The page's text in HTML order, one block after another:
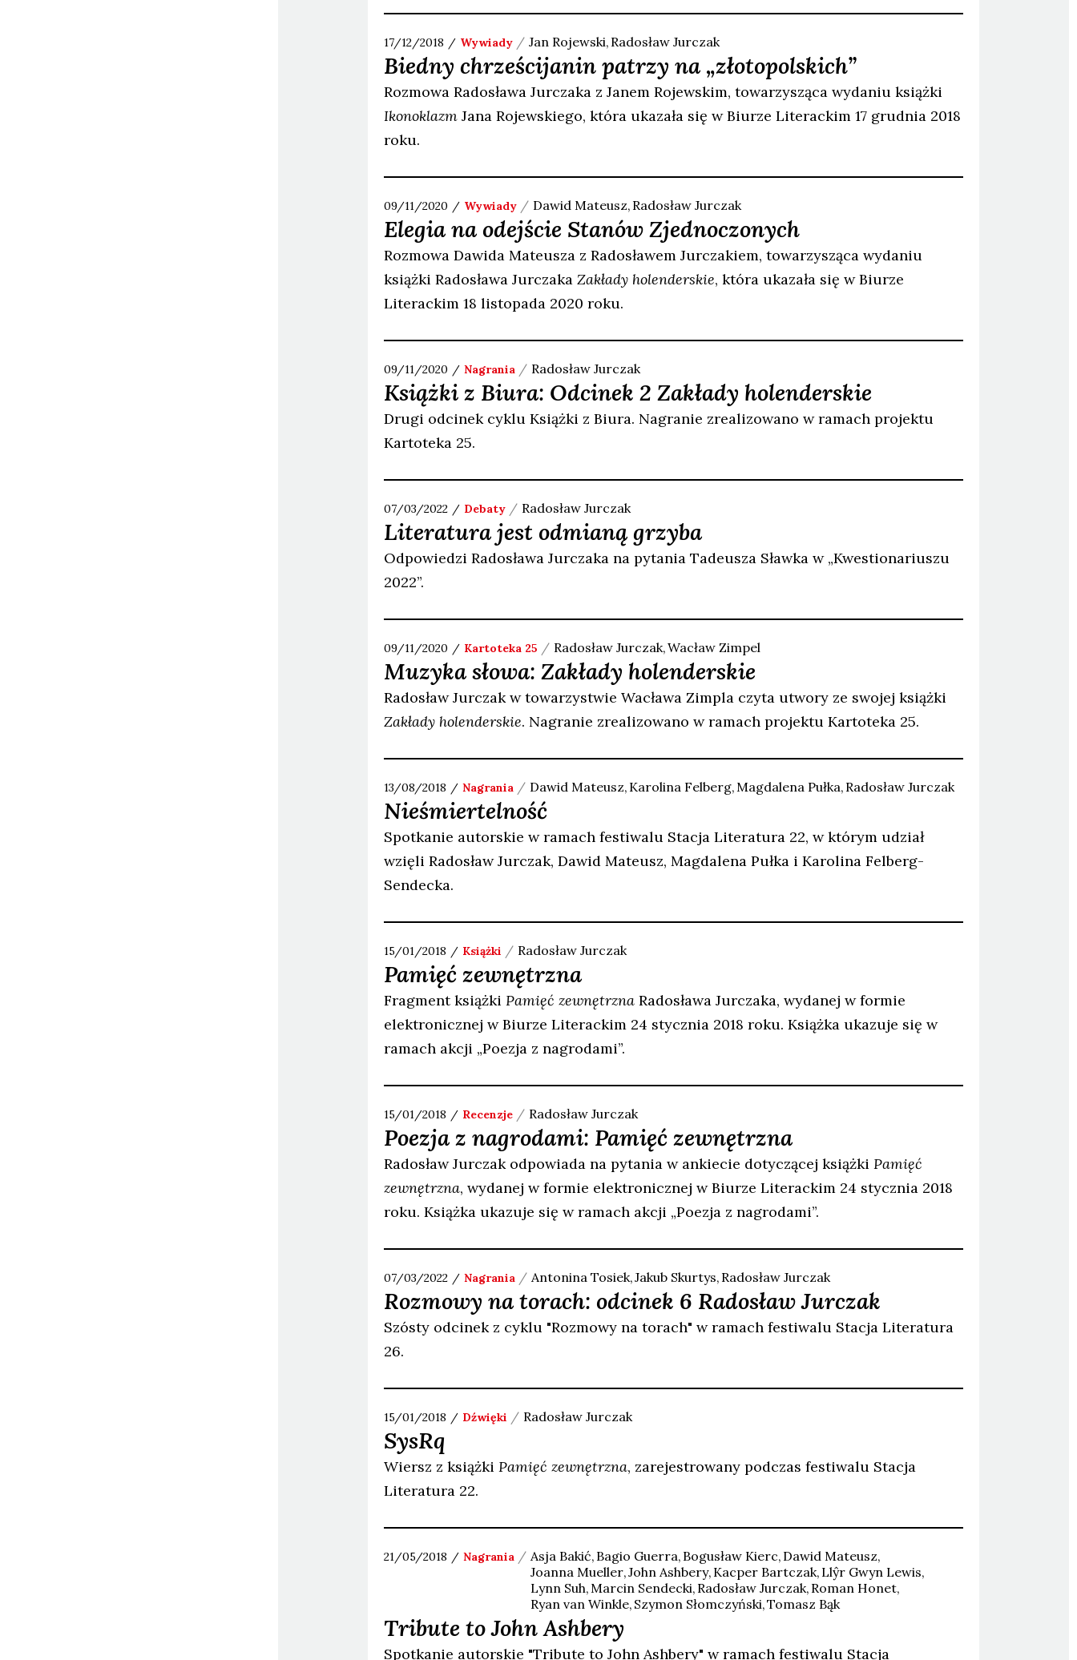
17/12/2018 Wywiady JanRojewski RadosławJurczak
Biedny chrześcijanin patrzy na „złotopolskich”
Rozmowa Radosława Jurczaka z Janem Rojewskim, towarzysząca wydaniu książki
IkonoklazmJana Rojewskiego, która ukazała się w Biurze Literackim 17 grudnia 2018
roku.
09/11/2020 Wywiady DawidMateusz RadosławJurczak
Elegia na odejście Stanów Zjednoczonych
Rozmowa Dawida Mateusza z Radosławem Jurczakiem, towarzysząca wydaniu
książki Radosława Jurczaka Zakłady holenderskie, która ukazała się w Biurze
Literackim 18 listopada 2020 roku.
09/11/2020 Nagrania RadosławJurczak
Książki z Biura: Odcinek 2 Zakłady holenderskie
Drugi odcinek cyklu Książki z Biura. Nagranie zrealizowano w ramach projektu
Kartoteka 25.
07/03/2022 Debaty RadosławJurczak
Literatura jest odmianą grzyba
Odpowiedzi Radosława Jurczaka na pytania Tadeusza Sławka w „Kwestionariuszu
2022”.
09/11/2020 Kartoteka 25 RadosławJurczak WacławZimpel
Muzyka słowa: Zakłady holenderskie
Radosław Jurczak w towarzystwie Wacława Zimpla czyta utwory ze swojej książki
Zakłady holenderskie. Nagranie zrealizowano w ramach projektu Kartoteka 25.
13/08/2018 Nagrania DawidMateusz KarolinaFelberg MagdalenaPułka RadosławJurczak
Nieśmiertelność
Spotkanie autorskie w ramach festiwalu Stacja Literatura 22, w którym udział
wzięli Radosław Jurczak, Dawid Mateusz, Magdalena Pułka i Karolina Felberg-
Sendecka.
15/01/2018 Książki RadosławJurczak
Pamięć zewnętrzna
Fragment książki Pamięć zewnętrznaRadosława Jurczaka, wydanej w formie
elektronicznej w Biurze Literackim 24 stycznia 2018 roku. Książka ukazuje się w
ramach akcji „Poezja z nagrodami”.
15/01/2018 Recenzje RadosławJurczak
Poezja z nagrodami: Pamięć zewnętrzna
Radosław Jurczak odpowiada na pytania w ankiecie dotyczącej książki Pamięć
zewnętrzna, wydanej w formie elektronicznej w Biurze Literackim 24 stycznia 2018
roku. Książka ukazuje się w ramach akcji „Poezja z nagrodami”.
07/03/2022 Nagrania AntoninaTosiek JakubSkurtys RadosławJurczak
Rozmowy na torach: odcinek 6 Radosław Jurczak
Szósty odcinek z cyklu "Rozmowy na torach" w ramach festiwalu Stacja Literatura
26.
15/01/2018 Dźwięki RadosławJurczak
SysRq
Wiersz z książki Pamięć zewnętrzna, zarejestrowany podczas festiwalu Stacja
Literatura 22.
21/05/2018 Nagrania AsjaBakić Bagio Guerra BogusławKierc DawidMateusz
JoannaMueller JohnAshbery KacperBartczak Llŷr GwynLewis
LynnSuh MarcinSendecki RadosławJurczak RomanHonet
Ryanvan Winkle SzymonSłomczyński Tomasz Bąk
Tribute to John Ashbery
Spotkanie autorskie "Tribute to John Ashbery" w ramach festiwalu Stacja